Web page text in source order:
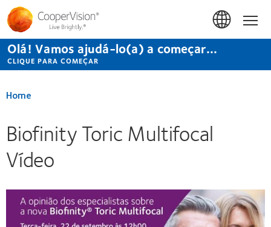
Passar
para
conteúdo
principal
Início
Olá! Vamos ajudá-lo(a) a começar...
CLIQUE PARA COMEÇAR
Home
Biofinity Toric Multifocal
Vídeo